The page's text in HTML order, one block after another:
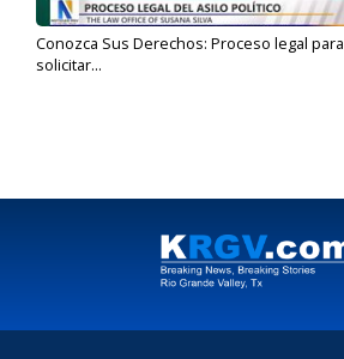
Conozca Sus Derechos: Proceso legal para
solicitar...